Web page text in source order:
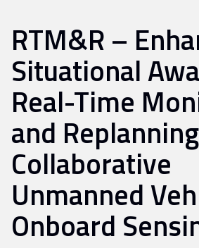
RTM&R –
Situational
Real-Time
and
Collaborative
Unmanned
Onboard